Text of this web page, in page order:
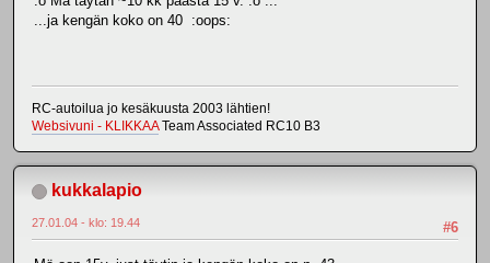
...ja kengän koko on 40 :oops:
RC-autoilua jo kesäkuusta 2003 lähtien!
Websivuni - KLIKKAATeam Associated RC10 B3
kukkalapio
#6
27.01.04 - klo: 19.44